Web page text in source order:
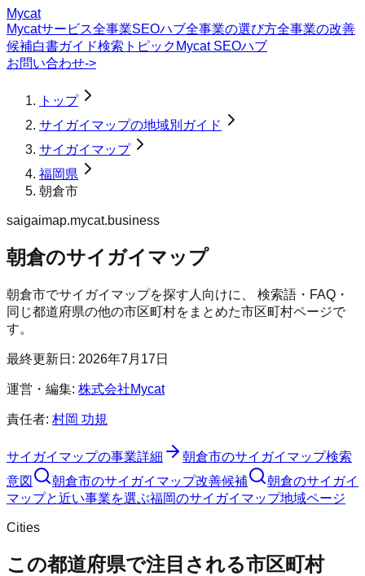
Mycat
Mycatサービス全事業SEOハブ全事業の選び方全事業の改善
候補白書ガイド検索トピック Mycat SEOハブ
お問い合わせ->
トップ
サイガイマップの地域別ガイド
サイガイマップ
福岡県
朝倉市
saigaimap.mycat.business
朝倉のサイガイマップ
朝倉市でサイガイマップを探す人向けに、 検索語・FAQ・
同じ都道府県の他の市区町村をまとめた市区町村ページで
す。
最終更新日: 2026年7月17日
運営・編集: 株式会社Mycat
責任者: 村岡 功規
サイガイマップの事業詳細 朝倉市のサイガイマップ検索
意図
朝倉市のサイガイマップ改善候補
朝倉のサイガイ
マップと近い事業を選ぶ福岡のサイガイマップ地域ページ
Cities
この都道府県で注目される市区町村